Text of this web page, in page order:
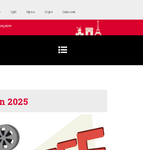
Split Rijeka Osijek Dubrovnik
2025